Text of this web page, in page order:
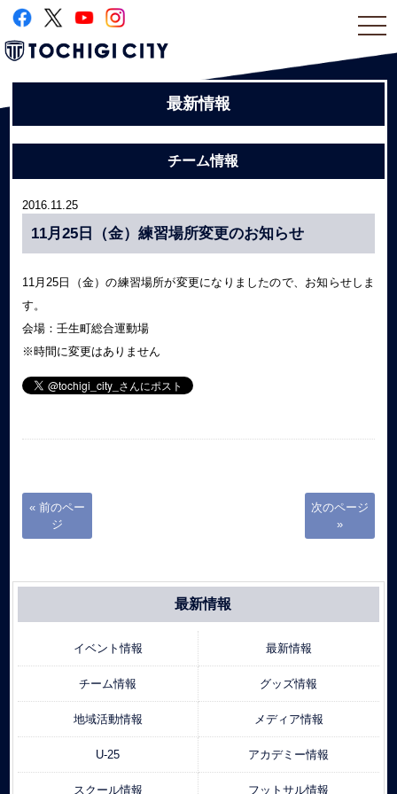
最新情報
チーム情報
2016.11.25
11月25日（金）練習場所変更のお知らせ
11月25日（金）の練習場所が変更になりましたので、お知らせしま
す。
会場：壬生町総合運動場
※時間に変更はありません
« 前のペー
ジ
次のページ
»
最新情報
イベント情報 最新情報
チーム情報 グッズ情報
地域活動情報 メディア情報
U-25 アカデミー情報
スクール情報 フットサル情報